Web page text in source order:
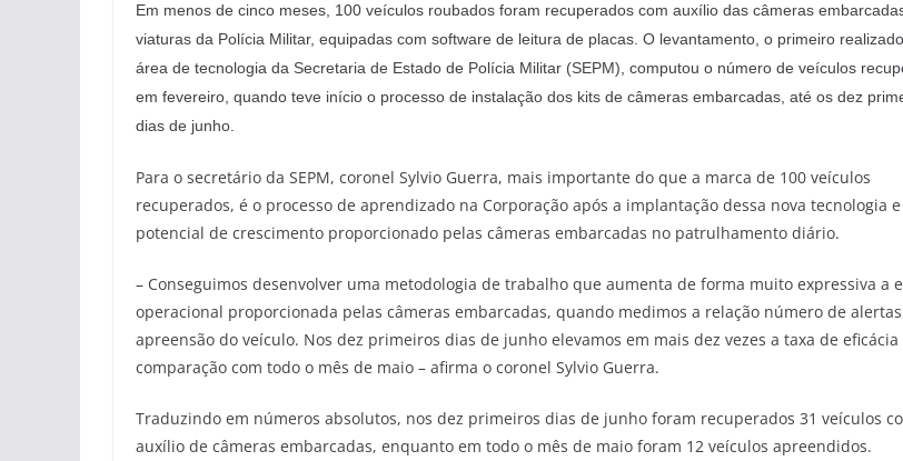
Em menos de cinco meses, 100 veículos roubados foram recuperados com auxílio das câmeras
viaturas da Polícia Militar, equipadas com software de leitura de placas. O levantamento, o primeiro
área de tecnologia da Secretaria de Estado de Polícia Militar (SEPM), computou o número de veículos
em fevereiro, quando teve início o processo de instalação dos kits de câmeras embarcadas, até os dez
dias de junho.
Para o secretário da SEPM, coronel Sylvio Guerra, mais importante do que a marca de 100 veículos
recuperados, é o processo de aprendizado na Corporação após a implantação dessa nova tecnologia
potencial de crescimento proporcionado pelas câmeras embarcadas no patrulhamento diário.
– Conseguimos desenvolver uma metodologia de trabalho que aumenta de forma muito expressiva a
operacional proporcionada pelas câmeras embarcadas, quando medimos a relação número de
apreensão do veículo. Nos dez primeiros dias de junho elevamos em mais dez vezes a taxa de eficácia
comparação com todo o mês de maio – afirma o coronel Sylvio Guerra.
Traduzindo em números absolutos, nos dez primeiros dias de junho foram recuperados 31 veículos
auxílio de câmeras embarcadas, enquanto em todo o mês de maio foram 12 veículos apreendidos.